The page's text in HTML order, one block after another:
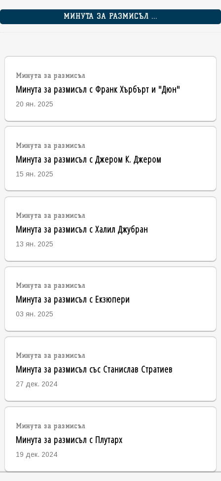
МИНУТА ЗА РАЗМИСЪЛ ...
Минута за размисъл
Минута за размисъл с Франк Хърбърт и "Дюн"
20 ян. 2025
Минута за размисъл
Минута за размисъл с Джером К. Джером
15 ян. 2025
Минута за размисъл
Минута за размисъл с Халил Джубран
13 ян. 2025
Минута за размисъл
Минута за размисъл с Екзюпери
03 ян. 2025
Минута за размисъл
Минута за размисъл със Станислав Стратиев
27 дек. 2024
Минута за размисъл
Минута за размисъл с Плутарх
19 дек. 2024